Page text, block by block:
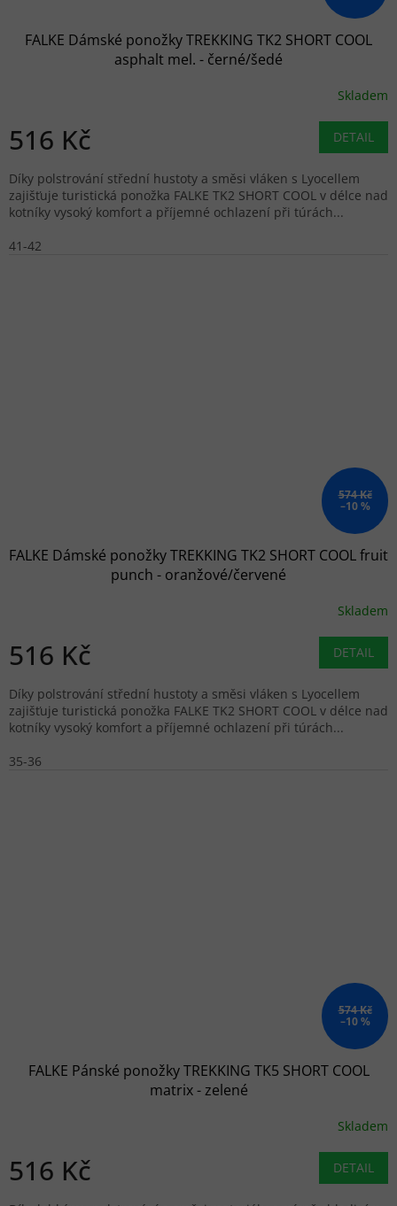
FALKE Dámské ponožky TREKKING TK2 SHORT COOL
asphalt mel. - černé/šedé
Skladem
516 Kč DETAIL
Díky polstrování střední hustoty a směsi vláken s Lyocellem
zajišťuje turistická ponožka FALKE TK2 SHORT COOL v délce nad
kotníky vysoký komfort a příjemné ochlazení při túrách...
41-42
574 Kč
–10 %
FALKE Dámské ponožky TREKKING TK2 SHORT COOL fruit
punch - oranžové/červené
Skladem
516 Kč DETAIL
Díky polstrování střední hustoty a směsi vláken s Lyocellem
zajišťuje turistická ponožka FALKE TK2 SHORT COOL v délce nad
kotníky vysoký komfort a příjemné ochlazení při túrách...
35-36
574 Kč
–10 %
FALKE Pánské ponožky TREKKING TK5 SHORT COOL
matrix - zelené
Skladem
516 Kč DETAIL